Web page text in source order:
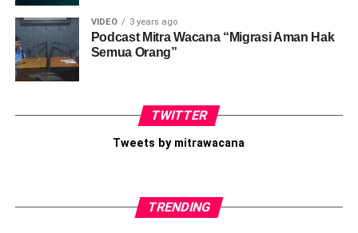
VIDEO 3 years ago
Podcast Mitra Wacana “Migrasi Aman Hak
Semua Orang”
TWITTER
Tweets by mitrawacana
TRENDING